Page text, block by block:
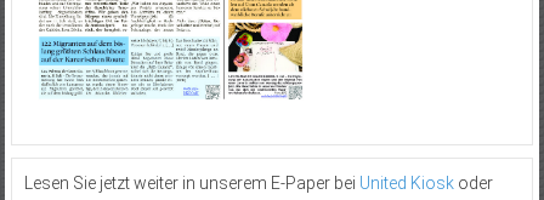
Lesen Sie jetzt weiter in unserem E-Paper bei United Kioskoder